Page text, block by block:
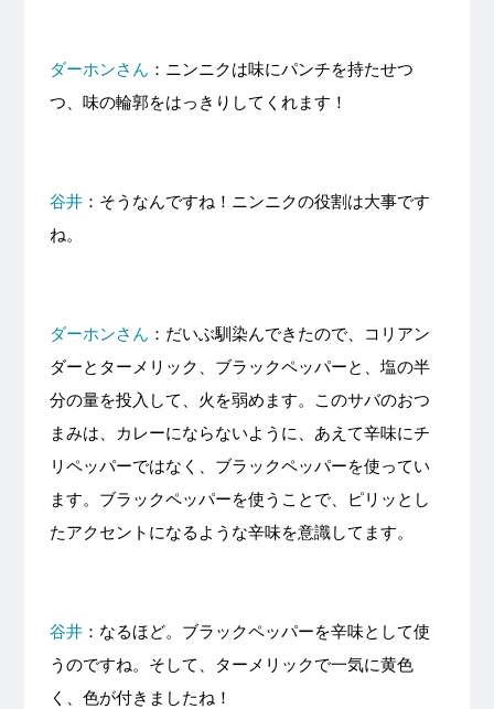
ダーホンさん ：ニンニクは味にパンチを持たせつ
つ、味の輪郭をはっきりしてくれます！
谷井：そうなんですね！ニンニクの役割は大事です
ね。
ダーホンさん ：だいぶ馴染んできたので、コリアン
ダーとターメリック、ブラックペッパーと、塩の半
分の量を投入して、火を弱めます。このサバのおつ
まみは、カレーにならないように、あえて辛味にチ
リペッパーではなく、ブラックペッパーを使ってい
ます。ブラックペッパーを使うことで、ピリッとし
たアクセントになるような辛味を意識してます。
谷井：なるほど。ブラックペッパーを辛味として使
うのですね。そして、ターメリックで一気に黄色
く、色が付きましたね！